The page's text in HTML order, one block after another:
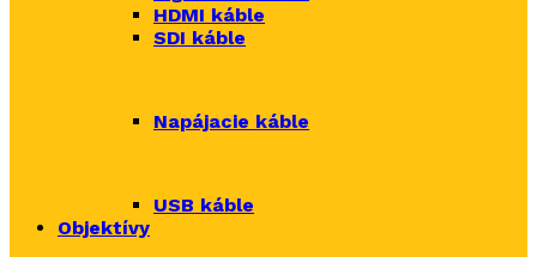
HDMI káble
SDI káble
Napájacie káble
USB káble
Objektívy